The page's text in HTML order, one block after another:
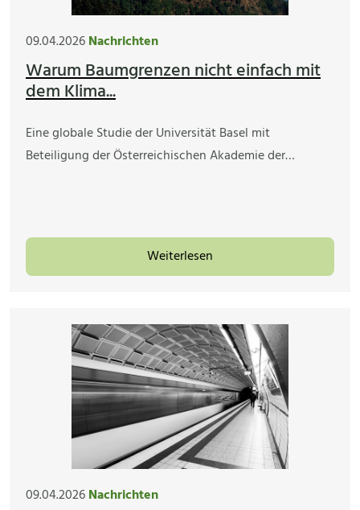
09.04.2026Nachrichten
Warum Baumgrenzen nicht einfach mit
dem Klima...
Eine globale Studie der Universität Basel mit
Beteiligung der Österreichischen Akademie der…
Weiterlesen
09.04.2026Nachrichten